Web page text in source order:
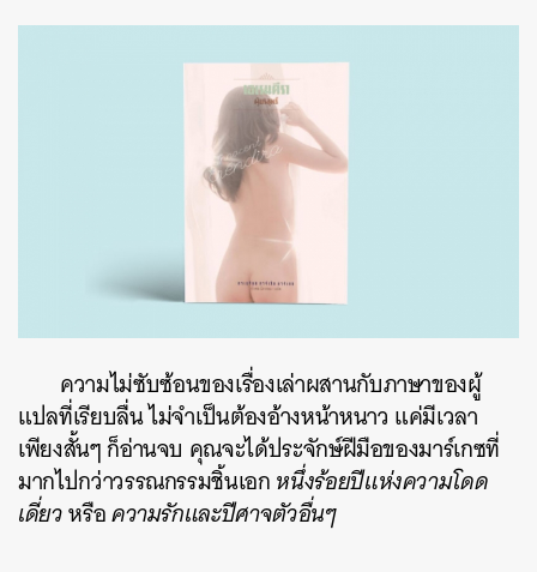
ความไม่ซับซ้อนของเรื่องเล่าผสานกับภาษาของผู้
แปลที่เรียบลื่น ไม่จำเป็นต้องอ้างหน้าหนาว แค่มีเวลา
เพียงสั้นๆ ก็อ่านจบ คุณจะได้ประจักษ์ฝีมือของมาร์เกซที่
มากไปกว่าวรรณกรรมชิ้นเอกหนึ่งร้อยปีแห่งความโดด
เดี่ยวหรือความรักและปีศาจตัวอื่นๆ
TWEET